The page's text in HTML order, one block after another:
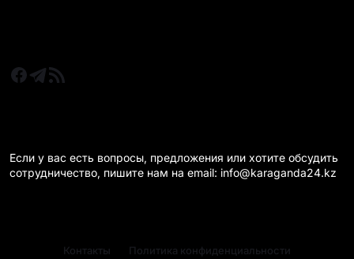
Если у вас есть вопросы, предложения или хотите обсудить
сотрудничество, пишите нам на email: info@karaganda24.kz
Контакты Политика конфиденциальности